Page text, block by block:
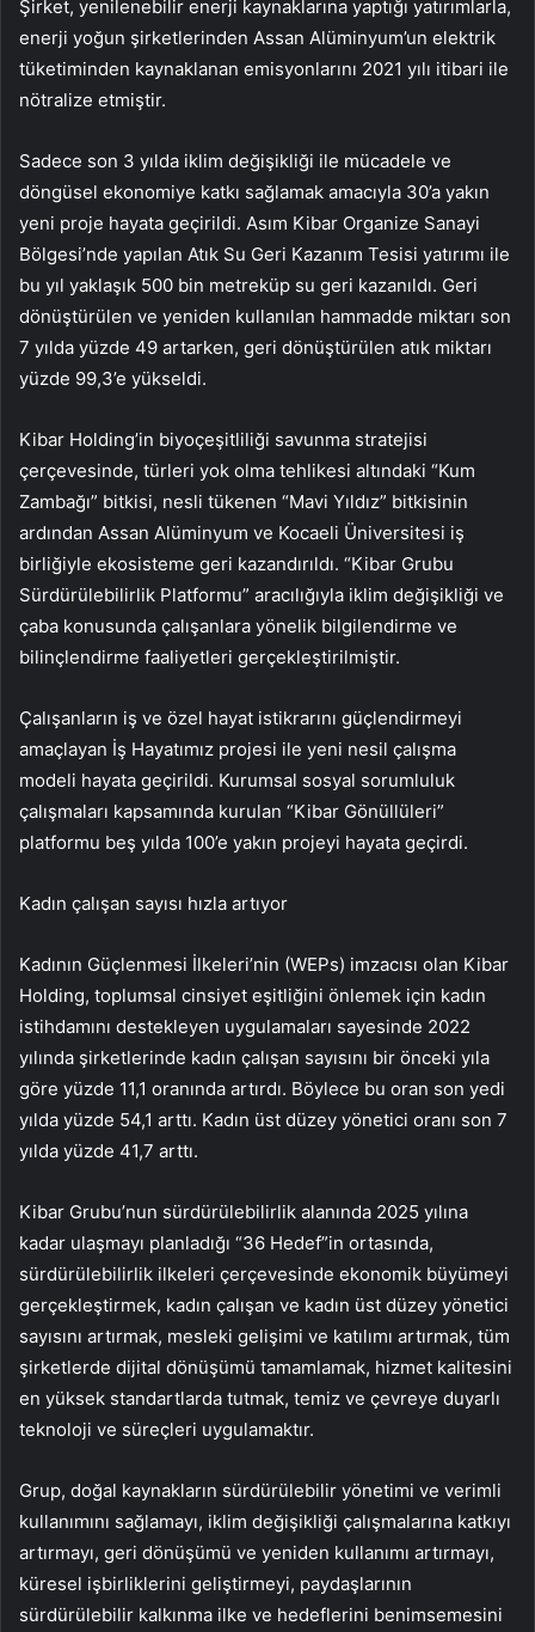
Şirket, yenilenebilir enerji kaynaklarına yaptığı yatırımlarla,
enerji yoğun şirketlerinden Assan Alüminyum’un elektrik
tüketiminden kaynaklanan emisyonlarını 2021 yılı itibari ile
nötralize etmiştir.
Sadece son 3 yılda iklim değişikliği ile mücadele ve
döngüsel ekonomiye katkı sağlamak amacıyla 30’a yakın
yeni proje hayata geçirildi. Asım Kibar Organize Sanayi
Bölgesi’nde yapılan Atık Su Geri Kazanım Tesisi yatırımı ile
bu yıl yaklaşık 500 bin metreküp su geri kazanıldı. Geri
dönüştürülen ve yeniden kullanılan hammadde miktarı son
7 yılda yüzde 49 artarken, geri dönüştürülen atık miktarı
yüzde 99,3’e yükseldi.
Kibar Holding’in biyoçeşitliliği savunma stratejisi
çerçevesinde, türleri yok olma tehlikesi altındaki “Kum
Zambağı” bitkisi, nesli tükenen “Mavi Yıldız” bitkisinin
ardından Assan Alüminyum ve Kocaeli Üniversitesi iş
birliğiyle ekosisteme geri kazandırıldı. “Kibar Grubu
Sürdürülebilirlik Platformu” aracılığıyla iklim değişikliği ve
çaba konusunda çalışanlara yönelik bilgilendirme ve
bilinçlendirme faaliyetleri gerçekleştirilmiştir.
Çalışanların iş ve özel hayat istikrarını güçlendirmeyi
amaçlayan İş Hayatımız projesi ile yeni nesil çalışma
modeli hayata geçirildi. Kurumsal sosyal sorumluluk
çalışmaları kapsamında kurulan “Kibar Gönüllüleri”
platformu beş yılda 100’e yakın projeyi hayata geçirdi.
Kadın çalışan sayısı hızla artıyor
Kadının Güçlenmesi İlkeleri’nin (WEPs) imzacısı olan Kibar
Holding, toplumsal cinsiyet eşitliğini önlemek için kadın
istihdamını destekleyen uygulamaları sayesinde 2022
yılında şirketlerinde kadın çalışan sayısını bir önceki yıla
göre yüzde 11,1 oranında artırdı. Böylece bu oran son yedi
yılda yüzde 54,1 arttı. Kadın üst düzey yönetici oranı son 7
yılda yüzde 41,7 arttı.
Kibar Grubu’nun sürdürülebilirlik alanında 2025 yılına
kadar ulaşmayı planladığı “36 Hedef”in ortasında,
sürdürülebilirlik ilkeleri çerçevesinde ekonomik büyümeyi
gerçekleştirmek, kadın çalışan ve kadın üst düzey yönetici
sayısını artırmak, mesleki gelişimi ve katılımı artırmak, tüm
şirketlerde dijital dönüşümü tamamlamak, hizmet kalitesini
en yüksek standartlarda tutmak, temiz ve çevreye duyarlı
teknoloji ve süreçleri uygulamaktır.
Grup, doğal kaynakların sürdürülebilir yönetimi ve verimli
kullanımını sağlamayı, iklim değişikliği çalışmalarına katkıyı
artırmayı, geri dönüşümü ve yeniden kullanımı artırmayı,
küresel işbirliklerini geliştirmeyi, paydaşlarının
sürdürülebilir kalkınma ilke ve hedeflerini benimsemesini